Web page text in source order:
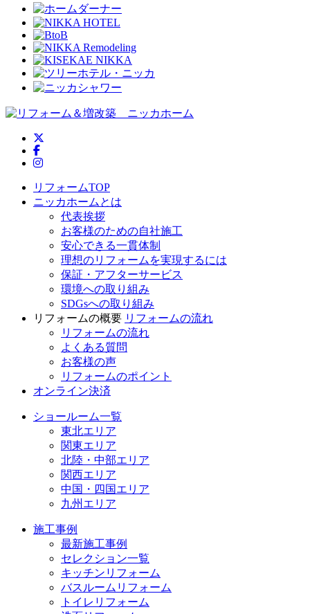
ニッカホーム公式Facebook
ニッカホーム公式Instagram
リフォームTOP
ニッカホームとは
代表挨拶
お客様のための自社施工
安心できる一貫体制
理想のリフォームを実現するには
保証・アフターサービス
環境への取り組み
SDGsへの取り組み
リフォームの概要 リフォームの流れ
リフォームの流れ
よくある質問
お客様の声
リフォームのポイント
オンライン決済
ショールーム一覧
東北エリア
関東エリア
北陸・中部エリア
関西エリア
中国・四国エリア
九州エリア
施工事例
最新施工事例
セレクション一覧
キッチンリフォーム
バスルームリフォーム
トイレリフォーム